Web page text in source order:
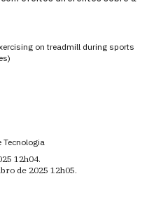
on treadmill during sports
Tecnologia
12h04.
de 2025 12h05.